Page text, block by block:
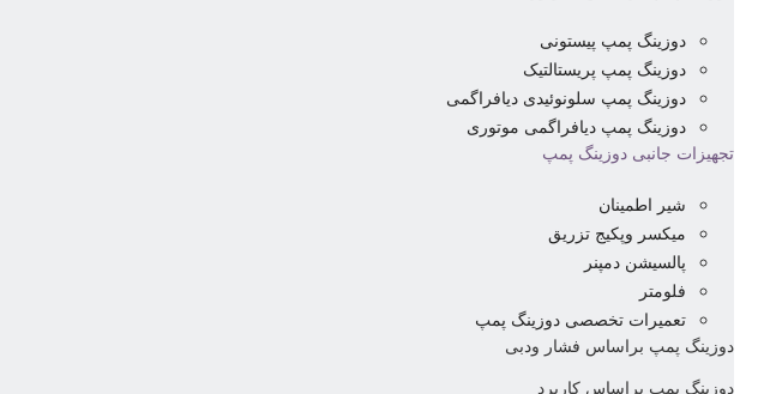
دوزینگ پمپ پیستونی
دوزینگ پمپ پریستالتیک
دوزینگ پمپ سلونوئیدی دیافراگمی
دوزینگ پمپ دیافراگمی موتوری
تجهیزات جانبی دوزینگ پمپ
شیر اطمینان
میکسر وپکیج تزریق
پالسیشن دمپنر
فلومتر
تعمیرات تخصصی دوزینگ پمپ
دوزینگ پمپ براساس فشار ودبی
دوزینگ پمپ براساس کاربرد